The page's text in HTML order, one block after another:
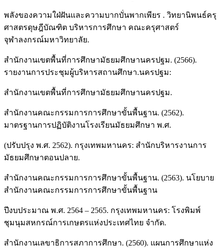
พลังของความใฝ่ฝันและความบากบั่นพากเพียร . วิทยานิพนธ์ครุ
ศาสตรดุษฎีบัณฑิต บริหารการศึกษา คณะครุศาสตร์
จุฬาลงกรณ์มหาวิทยาลัย.
สำนักงานเขตพื้นที่การศึกษามัธยมศึกษานครปฐม. (2566).
รายงานการประชุมผู้บริหารสถานศึกษา.นครปฐม:
สำนักงานเขตพื้นที่การศึกษามัธยมศึกษานครปฐม.
สำนักงานคณะกรรมการการศึกษาขั้นพื้นฐาน. (2562).
มาตรฐานการปฏิบัติงานโรงเรียนมัธยมศึกษา พ.ศ.
(ปรับปรุง พ.ศ. 2562). กรุงเทพมหานคร: สำนักบริหารงานการ
มัธยมศึกษาตอนปลาย.
สำนักงานคณะกรรมการการศึกษาขั้นพื้นฐาน. (2563). นโยบาย
สำนักงานคณะกรรมการการศึกษาขั้นพื้นฐาน
ปีงบประมาณ พ.ศ. 2564 – 2565. กรุงเทพมหานคร: โรงพิมพ์
ชุมนุมสหกรณ์การเกษตรแห่งประเทศไทย จำกัด.
สำนักงานเลขาธิการสภาการศึกษา. (2560). แผนการศึกษาแห่ง